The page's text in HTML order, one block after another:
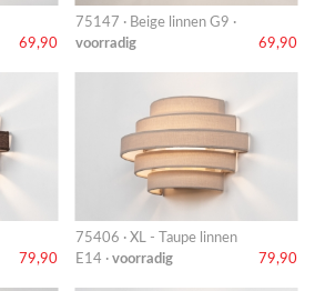
69,90
75147 · Beige linnen G9 ·
voorradig
69,90
79,90
75406 · XL - Taupe linnen
E14 · voorradig 79,90